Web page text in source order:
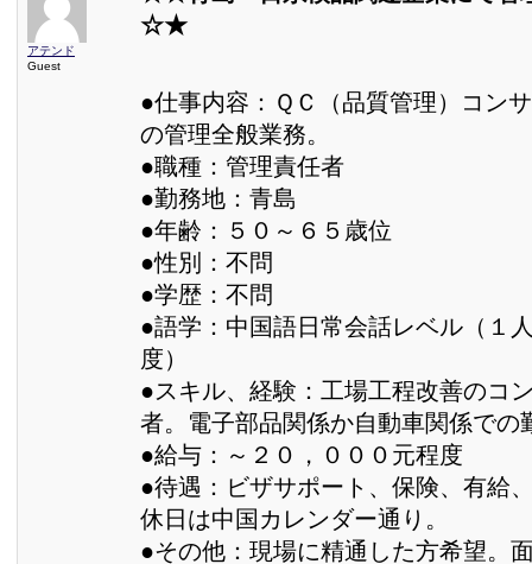
アテンド
Guest
☆★
●仕事内容：ＱＣ（品質管理）コン
の管理全般業務。
●職種：管理責任者
●勤務地：青島
●年齢：５０～６５歳位
●性別：不問
●学歴：不問
●語学：中国語日常会話レベル（１
度）
●スキル、経験：工場工程改善のコ
者。電子部品関係か自動車関係での
●給与：～２０，０００元程度
●待遇：ビザサポート、保険、有給
休日は中国カレンダー通り。
●その他：現場に精通した方希望。